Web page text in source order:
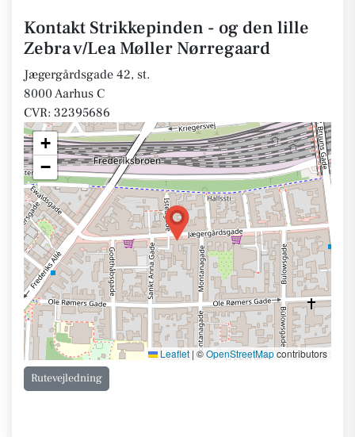
Kontakt Strikkepinden - og den lille
Zebra v/Lea Møller Nørregaard
Jægergårdsgade 42, st.
8000 Aarhus C
CVR: 32395686
+
−
Leaflet | ©OpenStreetMapcontributors
Rutevejledning